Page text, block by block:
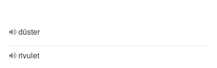
düster
rivulet